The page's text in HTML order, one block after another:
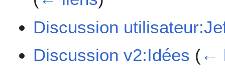
Discussion
Discussion v2:Idées (←